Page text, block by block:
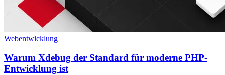
Webentwicklung
Warum Xdebug der Standard für moderne PHP-
Entwicklung ist